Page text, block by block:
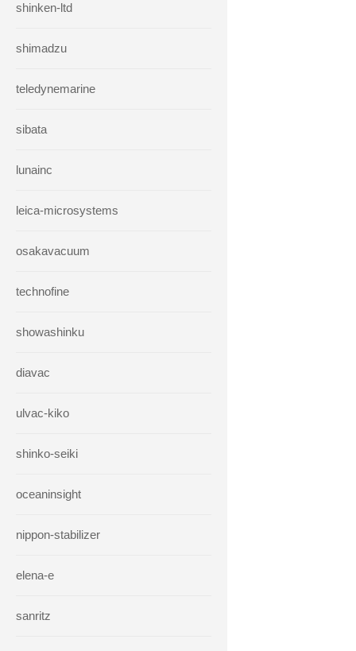
shinken-ltd
shimadzu
teledynemarine
sibata
lunainc
leica-microsystems
osakavacuum
technofine
showashinku
diavac
ulvac-kiko
shinko-seiki
oceaninsight
nippon-stabilizer
elena-e
sanritz